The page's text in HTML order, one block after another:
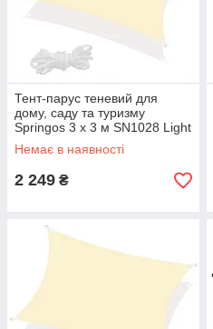
Тент-парус теневий для
дому, саду та туризму
Springos 3 x 3 м SN1028 Light
Yellow aiw якість
Немає в наявності
2 249 ₴